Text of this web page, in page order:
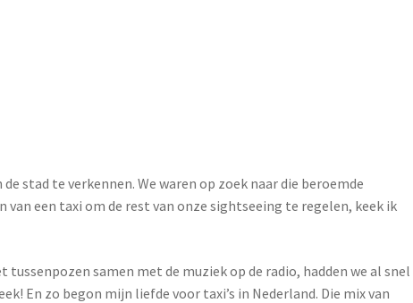
stad te verkennen. We waren op zoek naar die beroemde
een taxi om de rest van onze sightseeing te regelen, keek ik
samen met de muziek op de radio, hadden we al snel
En zo begon mijn liefde voor taxi’s in Nederland. Die mix van